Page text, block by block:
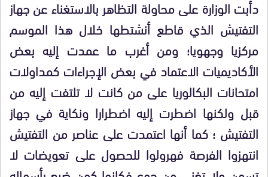
دأبت الوزارة على محاولة التظاهر بالاستغناء عن جهاز
التفتيش الذي قاطع أنشتطها خلال هذا الموسم
مركزيا وجهويا؛ ومن أغرب ما عمدت إليه بعض
الأكاديميات الاعتماد في بعض الإجراءات كمداولات
امتحانات البكالوريا على من كانت لا تلتفت إليه من
قبل ولكنها اضطرت إليه اضطرارا ونكاية في جهاز
التفتيش ؛ كما أنها اعتمدت على عناصر من التفتيش
انتهزوا الفرصة فهرولوا للحصول على تعويضات لا